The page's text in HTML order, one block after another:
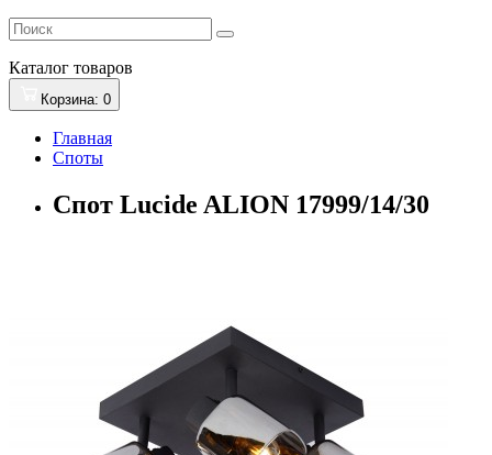
Каталог товаров
Корзина: 0
Главная
Споты
Спот Lucide ALION 17999/14/30